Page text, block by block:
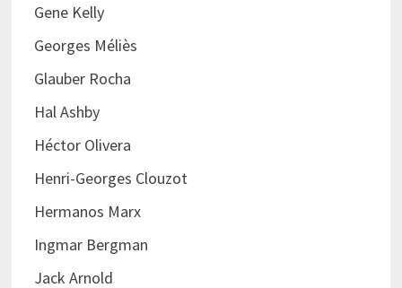
Gene Kelly
Georges Méliès
Glauber Rocha
Hal Ashby
Héctor Olivera
Henri-Georges Clouzot
Hermanos Marx
Ingmar Bergman
Jack Arnold